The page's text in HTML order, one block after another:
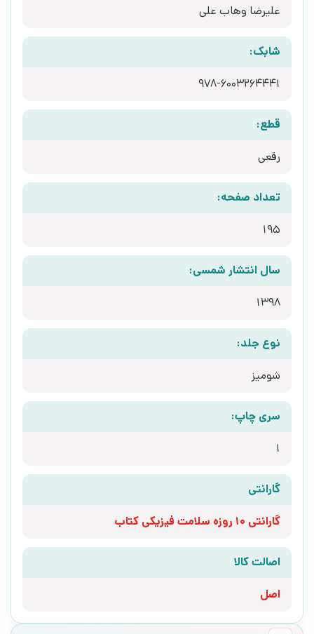
علیرضا وهاب علی
شابک:
978-6003264441
قطع:
رقعی
تعداد صفحه:
195
سال انتشار شمسی:
1398
نوع جلد:
شومیز
سری چاپ:
1
گارانتی
گارانتی 10 روزه سلامت فیزیکی کتاب
اصالت کالا
اصل